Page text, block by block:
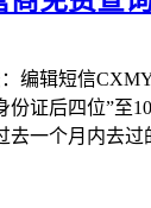
编辑短信
证后四位”至
一个月内去过